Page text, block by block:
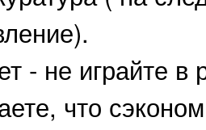
- не играйте в
что